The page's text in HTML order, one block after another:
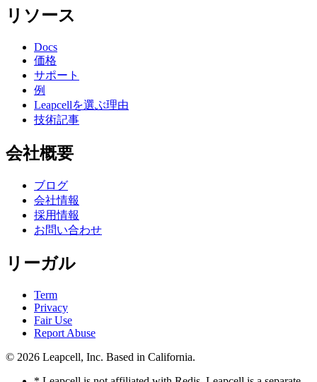
リソース
Docs
価格
サポート
例
Leapcellを選ぶ理由
技術記事
会社概要
ブログ
会社情報
採用情報
お問い合わせ
リーガル
Term
Privacy
Fair Use
Report Abuse
© 2026 Leapcell, Inc. Based in California.